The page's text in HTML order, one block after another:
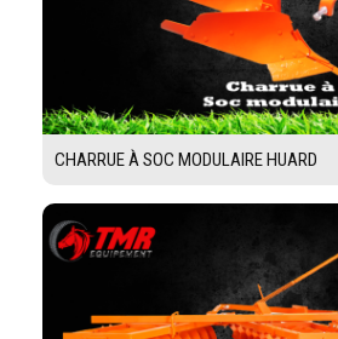
CHARRUE À SOC MODULAIRE HUARD